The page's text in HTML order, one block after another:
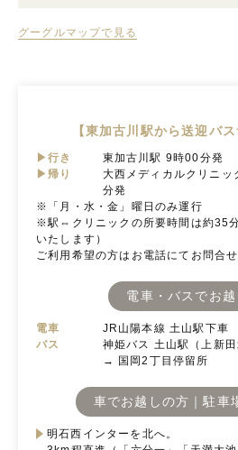
グーグルマップで見る
【東加古川駅から送迎バ
▶行き
東加古川駅 9時00分発
▶帰り
大西メディカルクリニ
分発
※「月・水・金」曜日のみ運行
※駅⇔クリニックの所要時間は約35
いたします）
ご利用希望の方はお電話にてお問合せ
電車・バスでお
電車
JR山陽本線 土山駅下車
バス
神姫バス 土山駅（上新
→ 国岡2丁目停留所
車でお越しの方｜駐車
明石西インターを北へ。